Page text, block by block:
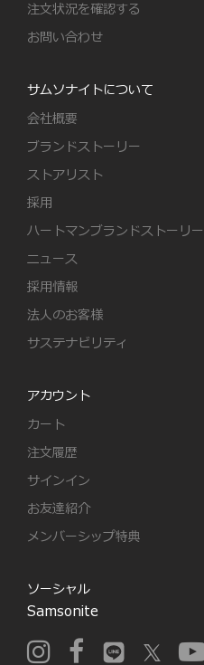
注文状況を確認する
お問い合わせ
サムソナイトについて
会社概要
ブランドストーリー
ストアリスト
採用
ハートマンブランドストーリー
ニュース
採用情報
法人のお客様
サステナビリティ
アカウント
カート
注文履歴
サインイン
お友達紹介
メンバーシップ特典
ソーシャル
Samsonite